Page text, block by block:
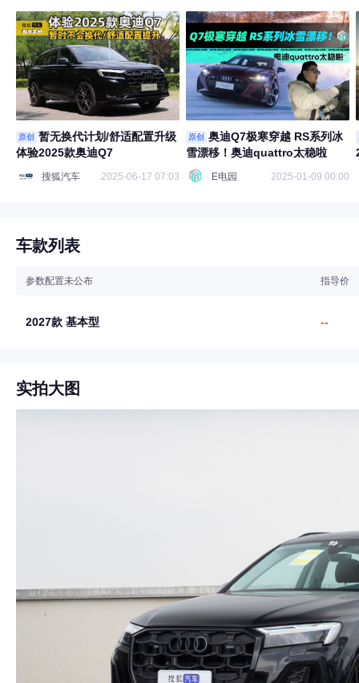
原创
暂无换代计划/舒适配置升级
体验2025款奥迪Q7
搜狐汽车 2025-06-17 07:03
原创
奥迪Q7极寒穿越 RS系列冰
雪漂移！奥迪quattro太稳啦
E电园 2025-01-09 00:00
车款列表
参数配置未公布 指导价
2027款 基本型 --
实拍大图